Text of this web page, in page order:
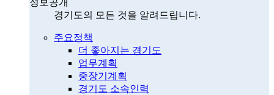
경기도의 모든 것을 알려드립니다.
주요정책
더 좋아지는 경기도
업무계획
중장기계획
경기도 소속인력